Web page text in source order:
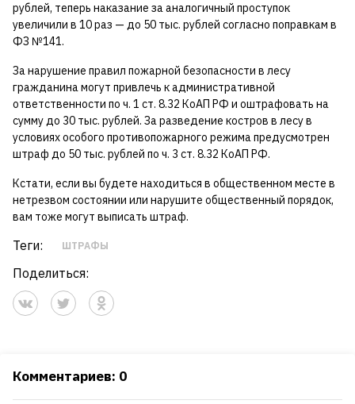
рублей, теперь наказание за аналогичный проступок
увеличили в 10 раз — до 50 тыс. рублей согласно поправкам в
ФЗ №141.
За нарушение правил пожарной безопасности в лесу
гражданина могут привлечь к административной
ответственности по ч. 1 ст. 8.32 КоАП РФ и оштрафовать на
сумму до 30 тыс. рублей. За разведение костров в лесу в
условиях особого противопожарного режима предусмотрен
штраф до 50 тыс. рублей по ч. 3 ст. 8.32 КоАП РФ.
Кстати, если вы будете находиться в общественном месте в
нетрезвом состоянии или нарушите общественный порядок,
вам тоже могут выписать штраф.
Теги: ШТРАФЫ
Поделиться:
Комментариев: 0